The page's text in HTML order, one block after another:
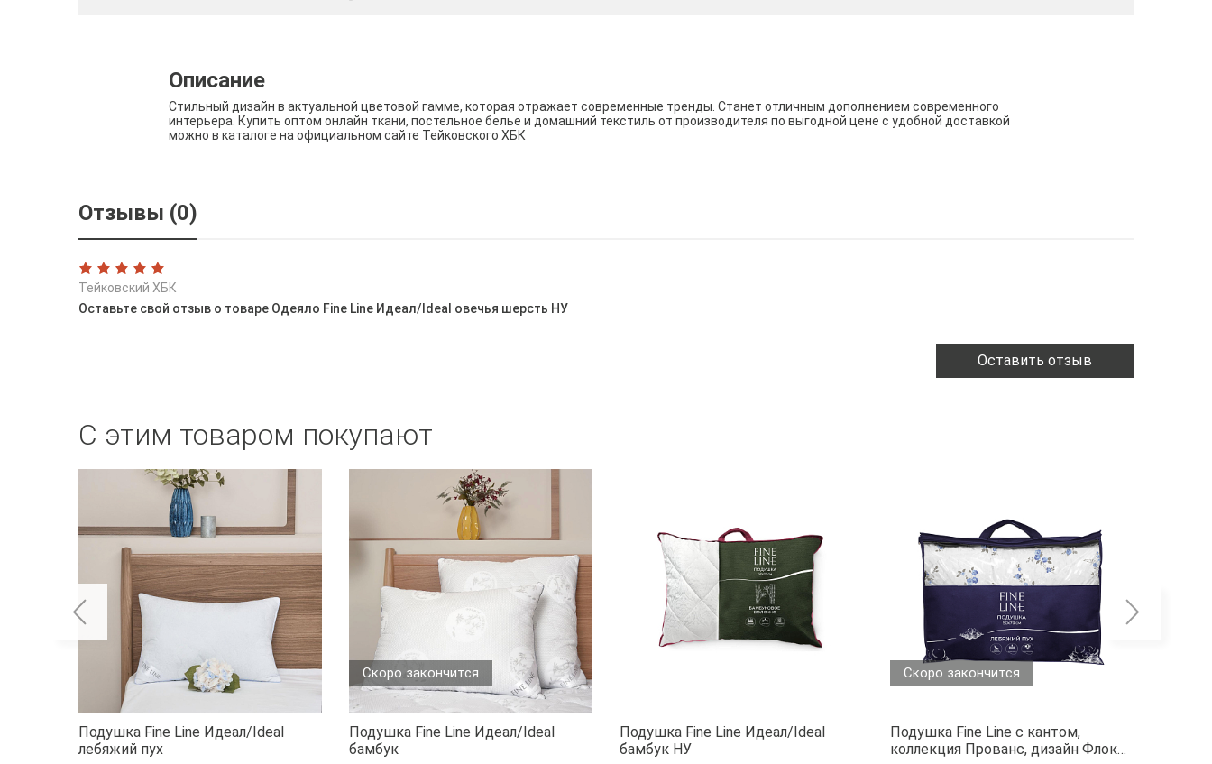
Описание
Стильный дизайн в актуальной цветовой гамме, которая отражает современные тренды. Станет отличным дополнением современного
интерьера. Купить оптом онлайн ткани, постельное белье и домашний текстиль от производителя по выгодной цене с удобной доставкой
можно в каталоге на официальном сайте Тейковского ХБК
Отзывы (0)
Тейковский ХБК
Оставьте свой отзыв о товаре Одеяло Fine Line Идеал/Ideal овечья шерсть НУ
Оставить отзыв
С этим товаром покупают
Подушка Fine Line Идеал/Ideal
лебяжий пух
Скоро закончится
Подушка Fine Line Идеал/Ideal
бамбук
Подушка Fine Line Идеал/Ideal
бамбук НУ
Скоро закончится
Подушка Fine Line с кантом,
коллекция Прованс, дизайн Флокс,